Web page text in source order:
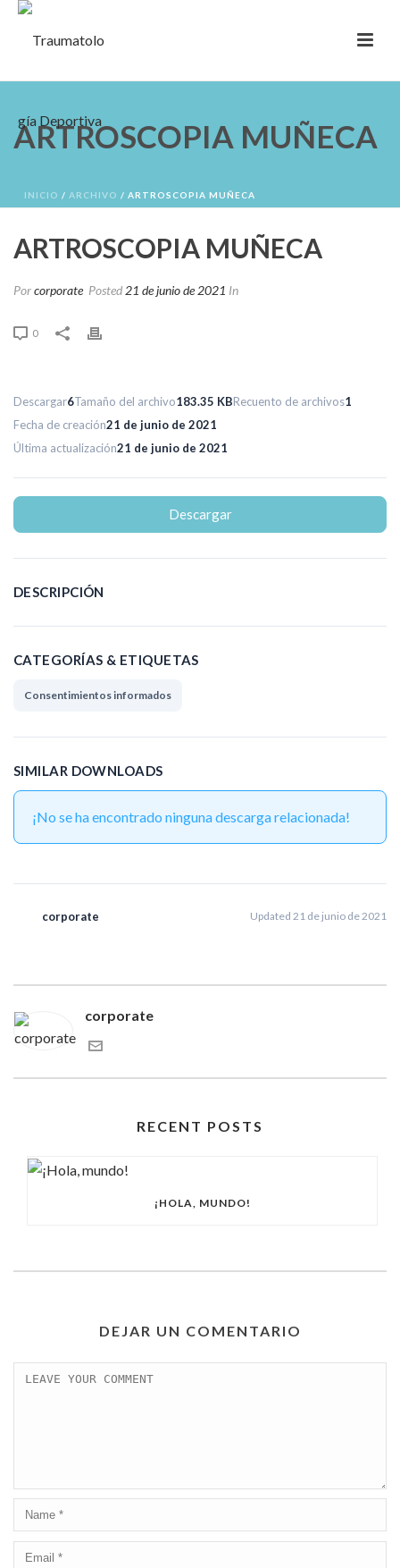
ARTROSCOPIA MUÑECA
INICIO / ARCHIVO / ARTROSCOPIA MUÑECA
ARTROSCOPIA MUÑECA
Porcorporate Posted 21 de junio de 2021 In
0
Descargar6Tamaño del archivo183.35 KBRecuento de archivos1
Fecha de creación21 de junio de 2021
Última actualización21 de junio de 2021
Descargar
DESCRIPCIÓN
CATEGORÍAS & ETIQUETAS
Consentimientos informados
SIMILAR DOWNLOADS
¡No se ha encontrado ninguna descarga relacionada!
corporate Updated 21 de junio de 2021
corporate
RECENT POSTS
¡HOLA, MUNDO!
DEJAR UN COMENTARIO